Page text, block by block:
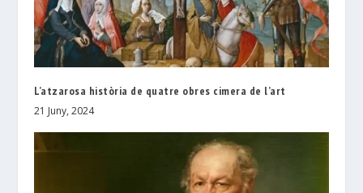
L’atzarosa història de quatre obres cimera de l’art
21 Juny, 2024